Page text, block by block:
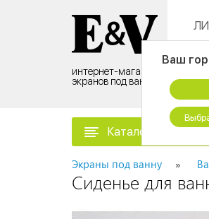
интернет-магазин
экранов под ванну
Ваш
Каталог товаров
Экраны под ванну
Сиденье для